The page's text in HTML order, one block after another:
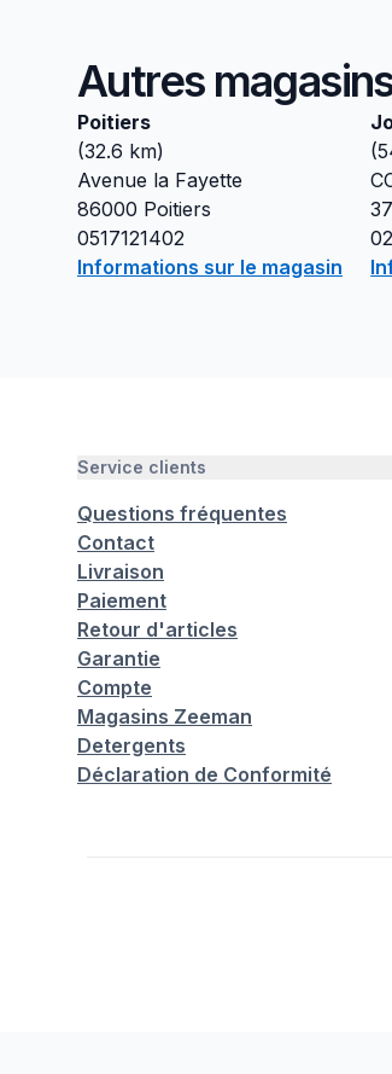
Autres
Poitiers
(32.6 km)
Avenue la Fayette
86000 Poitiers
0517121402
Informations sur le magasin
(
Service clients
Questions fréquentes
Contact
Livraison
Paiement
Retour d'articles
Garantie
Compte
Magasins Zeeman
Detergents
Déclaration de Conformité